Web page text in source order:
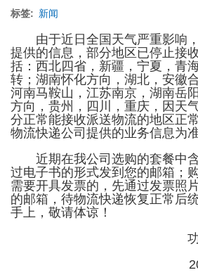
通
知
标签 新闻
由于近日全国天气严重影响
提供的信息，部分地区已停止接
括：西北四省，新疆，宁夏，青
转；湖南怀化方向，湖北，安徽
河南马鞍山，江苏南京，湖南岳
方向，贵州，四川，重庆，因天
分正常能接收派送物流的地区正
物流快递公司提供的业务信息为准
近期在我公司选购的套餐中
过电子书的形式发到您的邮箱；
需要开具发票的，先通过发票照
的邮箱，待物流快递恢复正常后
手上，敬请体谅！